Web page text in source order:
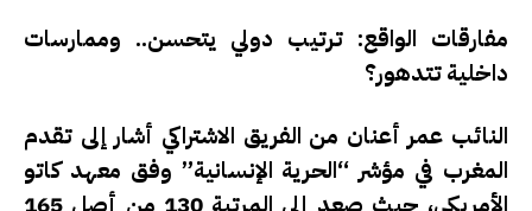
مفارقات الواقع: ترتيب دولي يتحسن.. وممارسات
داخلية تتدهور؟
النائب عمر أعنان من الفريق الاشتراكي أشار إلى تقدم
المغرب في مؤشر “الحرية الإنسانية” وفق معهد كاتو
الأمريكي، حيث صعد إلى المرتبة 130 من أصل 165